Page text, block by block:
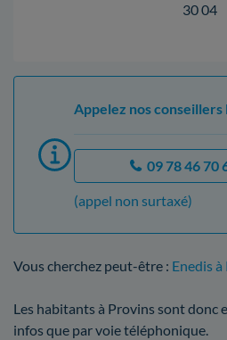
30 04
Appelez nos
09 78 46 70
(appel non surtaxé)
Vous cherchez peut-être : Enedis
Les habitants à Provins sont donc
infos que par voie téléphonique.